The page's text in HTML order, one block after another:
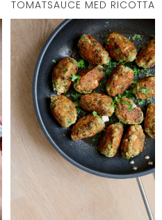
TOMATSAUCE MED RICOTTA